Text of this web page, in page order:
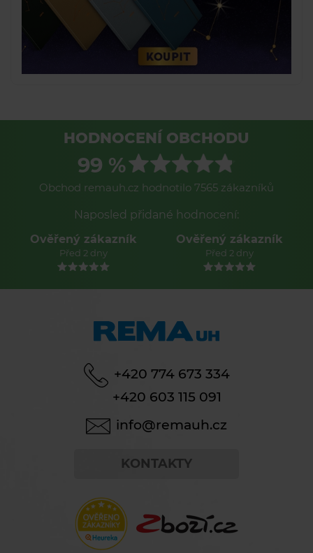
HODNOCENÍ OBCHODU
99 %
Obchod remauh.cz hodnotilo 7565 zákazníků
Naposled přidané hodnocení:
Ověřený zákazník
Před 2 dny
Ověřený zákazník
Před 2 dny
+420 774 673 334
+420 603 115 091
info@remauh.cz
KONTAKTY